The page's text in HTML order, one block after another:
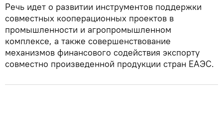
Речь идет о развитии инструментов поддержки
совместных кооперационных проектов в
промышленности и агропромышленном
комплексе, а также совершенствование
механизмов финансового содействия экспорту
совместно произведенной продукции стран ЕАЭС.